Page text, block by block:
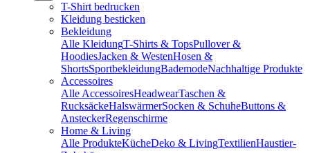
T-Shirt bedrucken
Kleidung besticken
Bekleidung
Alle KleidungT-Shirts & TopsPullover &
HoodiesJacken & WestenHosen &
ShortsSportbekleidungBademodeNachhaltige Produkte
Accessoires
Alle AccessoiresHeadwearTaschen &
RucksäckeHalswärmerSocken & SchuheButtons &
AnsteckerRegenschirme
Home & Living
Alle ProdukteKücheDeko & LivingTextilienHaustier-